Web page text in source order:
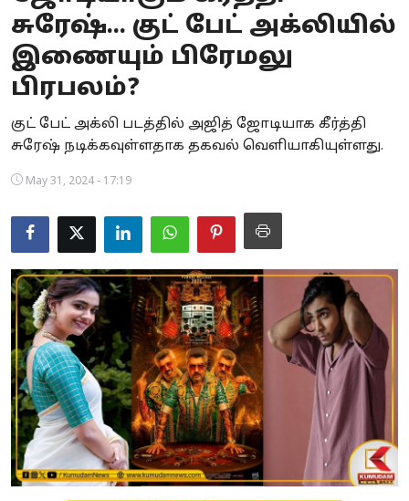
Business
Crime
National
World
Astrology
Spirituality
Weather
Politics
சுரேஷ்... குட் பேட் அக்லியில்
இணையும் பிரேமலு
பிரபலம்?
குட் பேட் அக்லி படத்தில் அஜித் ஜோடியாக கீர்த்தி
சுரேஷ் நடிக்கவுள்ளதாக தகவல் வெளியாகியுள்ளது.
May 31, 2024 - 17:19